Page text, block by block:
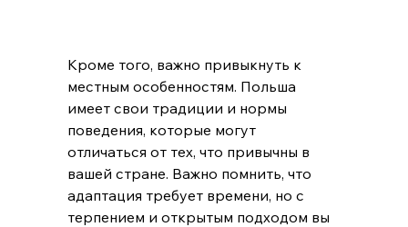
Кроме того, важно привыкнуть к
местным особенностям. Польша
имеет свои традиции и нормы
поведения, которые могут
отличаться от тех, что привычны в
вашей стране. Важно помнить, что
адаптация требует времени, но с
терпением и открытым подходом вы